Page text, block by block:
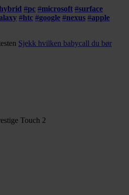
hybrid #pc #microsoft #surface
#htc #google #nexus #apple
Sjekk hvilken babycall du bør